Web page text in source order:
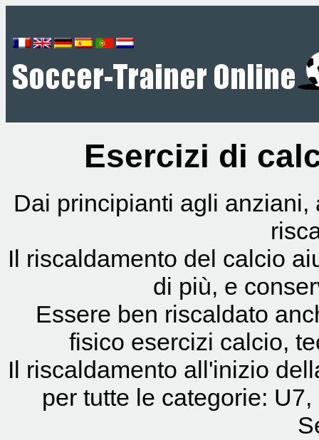
Esercizi di
Dai principianti agli
Il riscaldamento del calcio
di più, e
Essere ben riscaldato
fisico esercizi calcio,
Il riscaldamento all'inizio
per tutte le categorie: